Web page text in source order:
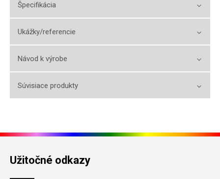
Špecifikácia
Ukážky/referencie
Návod k výrobe
Súvisiace produkty
Užitočné odkazy